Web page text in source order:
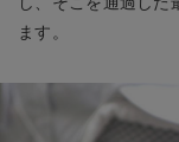
ます。